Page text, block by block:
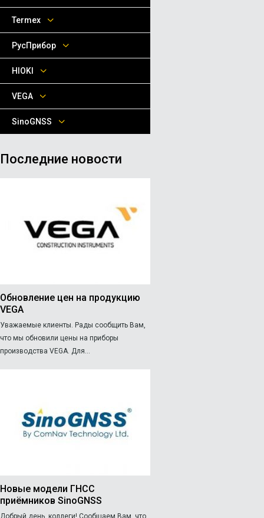
Termex
РусПрибор
HIOKI
VEGA
SinoGNSS
Последние новости
Обновление цен на продукцию
VEGA
Уважаемые клиенты. Рады сообщить Вам,
что мы обновили цены на приборы
производства VEGA. Для...
Новые модели ГНСС
приёмников SinoGNSS
Добрый день, коллеги! Сообщаем Вам, что